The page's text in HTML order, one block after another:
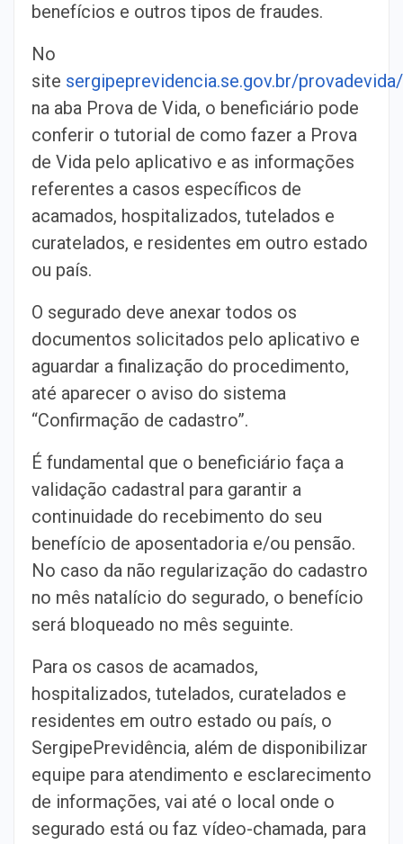
benefícios e outros tipos de fraudes.
No
site sergipeprevidencia.se.gov.br/provadevida/
na aba Prova de Vida, o beneficiário pode
conferir o tutorial de como fazer a Prova
de Vida pelo aplicativo e as informações
referentes a casos específicos de
acamados, hospitalizados, tutelados e
curatelados, e residentes em outro estado
ou país.
O segurado deve anexar todos os
documentos solicitados pelo aplicativo e
aguardar a finalização do procedimento,
até aparecer o aviso do sistema
“Confirmação de cadastro”.
É fundamental que o beneficiário faça a
validação cadastral para garantir a
continuidade do recebimento do seu
benefício de aposentadoria e/ou pensão.
No caso da não regularização do cadastro
no mês natalício do segurado, o benefício
será bloqueado no mês seguinte.
Para os casos de acamados,
hospitalizados, tutelados, curatelados e
residentes em outro estado ou país, o
SergipePrevidência, além de disponibilizar
equipe para atendimento e esclarecimento
de informações, vai até o local onde o
segurado está ou faz vídeo-chamada, para